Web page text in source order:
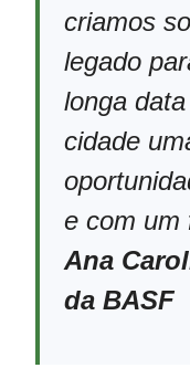
criamos
legado
longa
cidade
e com um
Ana
da BASF